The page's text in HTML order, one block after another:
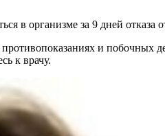
в организме за 9 дней отказа
и побочных
к врачу.